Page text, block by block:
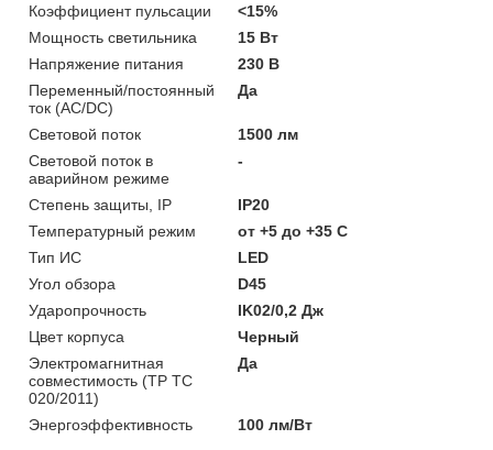
Коэффициент пульсации
<15%
Мощность светильника
15 Вт
Напряжение питания
230 В
Переменный/постоянный
ток (AC/DC)
Да
Световой поток
1500 лм
Световой поток в
аварийном режиме
-
Степень защиты, IP
IP20
Температурный режим
от +5 до +35 C
Тип ИС
LED
Угол обзора
D45
Ударопрочность
IK02/0,2 Дж
Цвет корпуса
Черный
Электромагнитная
совместимость (ТР ТС
020/2011)
Да
Энергоэффективность 100 лм/Вт